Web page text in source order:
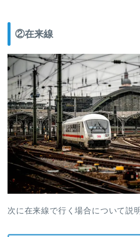
②在来線
次に在来線で行く場合について説